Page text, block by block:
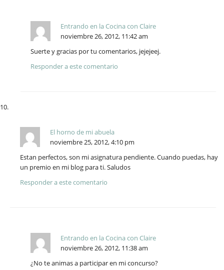
Entrando en la Cocina con Claire
noviembre 26, 2012, 11:42 am
Suerte y gracias por tu comentarios, jejejeej.
Responder a este comentario
El horno de mi abuela
noviembre 25, 2012, 4:10 pm
Estan perfectos, son mi asignatura pendiente. Cuando puedas, hay
un premio en mi blog para ti. Saludos
Responder a este comentario
Entrando en la Cocina con Claire
noviembre 26, 2012, 11:38 am
¿No te animas a participar en mi concurso?